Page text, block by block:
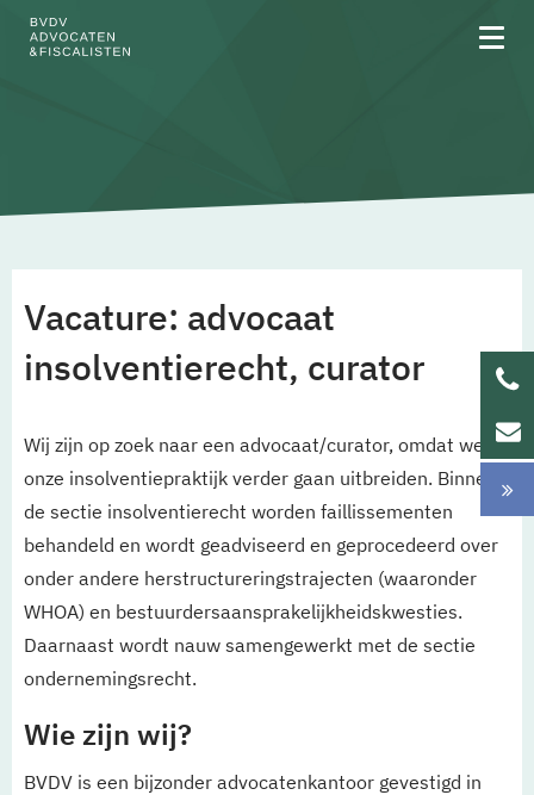
Binnenkijken
Privacy
Rechtsgebiedenregister
Rechtsgebieden
Team
Updates
Vacature: advocaat
insolventierecht, curator
Wij zijn op zoek naar een advocaat/curator, omdat we
onze insolventiepraktijk verder gaan uitbreiden. Binnen
de sectie insolventierecht worden faillissementen
behandeld en wordt geadviseerd en geprocedeerd over
onder andere herstructureringstrajecten (waaronder
WHOA) en bestuurdersaansprakelijkheidskwesties.
Daarnaast wordt nauw samengewerkt met de sectie
ondernemingsrecht.
Wie zijn wij?
BVDV is een bijzonder advocatenkantoor gevestigd in